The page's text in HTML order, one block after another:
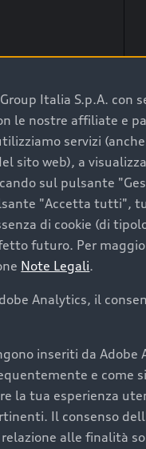
decisione che
inclusa e
di
prima di
documentazione
Italia S.p.A.
le nostre affiliate e
servizi
sito web), a
sul pulsante
"Accetta tutti",
di cookie (di
futuro. Per
Note Legali.
Analytics, il
inseriti da
e come
la tua esperienza
Il consenso
alle finalità